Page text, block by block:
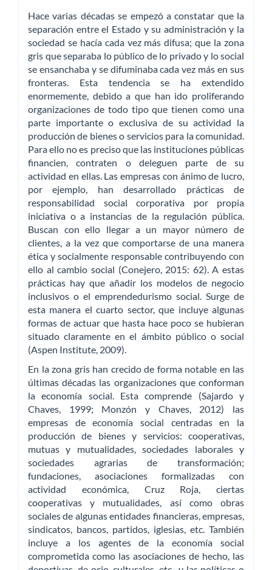
Hace varias décadas se empezó a constatar que la
separación entre el Estado y su administración y la
sociedad se hacía cada vez más difusa; que la zona
gris que separaba lo público de lo privado y lo social
se ensanchaba y se difuminaba cada vez más en sus
fronteras. Esta tendencia se ha extendido
enormemente, debido a que han ido proliferando
organizaciones de todo tipo que tienen como una
parte importante o exclusiva de su actividad la
producción de bienes o servicios para la comunidad.
Para ello no es preciso que las instituciones públicas
financien, contraten o deleguen parte de su
actividad en ellas. Las empresas con ánimo de lucro,
por ejemplo, han desarrollado prácticas de
responsabilidad social corporativa por propia
iniciativa o a instancias de la regulación pública.
Buscan con ello llegar a un mayor número de
clientes, a la vez que comportarse de una manera
ética y socialmente responsable contribuyendo con
ello al cambio social (Conejero, 2015: 62). A estas
prácticas hay que añadir los modelos de negocio
inclusivos o el emprendedurismo social. Surge de
esta manera el cuarto sector, que incluye algunas
formas de actuar que hasta hace poco se hubieran
situado claramente en el ámbito público o social
(Aspen Institute, 2009).
En la zona gris han crecido de forma notable en las
últimas décadas las organizaciones que conforman
la economía social. Esta comprende (Sajardo y
Chaves, 1999; Monzón y Chaves, 2012) las
empresas de economía social centradas en la
producción de bienes y servicios: cooperativas,
mutuas y mutualidades, sociedades laborales y
sociedades agrarias de transformación;
fundaciones, asociaciones formalizadas con
actividad económica, Cruz Roja, ciertas
cooperativas y mutualidades, así como obras
sociales de algunas entidades financieras, empresas,
sindicatos, bancos, partidos, iglesias, etc. También
incluye a los agentes de la economía social
comprometida como las asociaciones de hecho, las